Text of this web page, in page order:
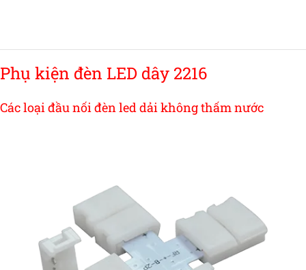
Phụ kiện đèn LED dây 2216
Các loại đầu nối đèn led dải không thấm nước